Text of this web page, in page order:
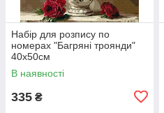
Набір для розпису по
номерах "Багряні троянди"
40х50см
В наявності
335 ₴